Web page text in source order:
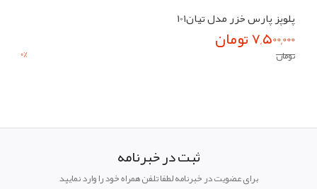
پلوپز پارس خزر مدل تیان101
7,500,000 تومان
تومان 0%
ثبت در خبرنامه
برای عضویت در خبرنامه لطفا تلفن همراه خود را وارد نمایید